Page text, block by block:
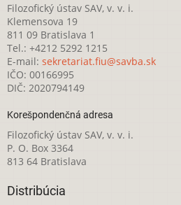
Filozofický ústav SAV, v. v. i.
Klemensova 19
811 09 Bratislava 1
Tel.: +4212 5292 1215
E-mail: sekretariat.fiu@savba.sk
IČO: 00166995
DIČ: 2020794149
Korešpondenčná adresa
Filozofický ústav SAV, v. v. i.
P. O. Box 3364
813 64 Bratislava
Distribúcia